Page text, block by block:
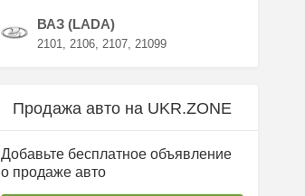
ВАЗ (LADA)
2101 2106 2107 21099
Продажа авто на UKR.ZONE
Добавьте бесплатное объявление
о продаже авто